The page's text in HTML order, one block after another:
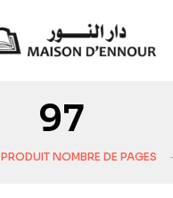
97
PRODUIT NOMBRE DE PAGES